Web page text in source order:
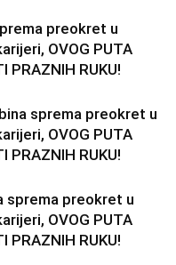
preokret u
OVOG PUTA
PRAZNIH RUKU!
sprema preokret u
OVOG PUTA
PRAZNIH RUKU!
sprema preokret u
OVOG PUTA
PRAZNIH RUKU!